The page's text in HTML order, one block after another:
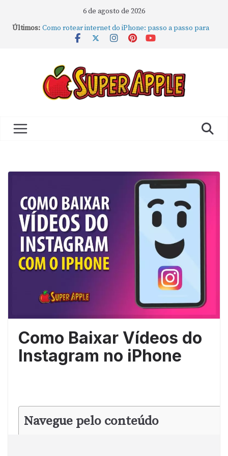
6 de agosto de 2026
Últimos: Como rotear internet do iPhone: passo a passo para
compartilhar a conexão
Como fechar rapidamente todas as janelas ou
aplicativos abertos no Mac
Como gravar tela do MacBook: passo a passo simples
Como Baixar Vídeos do
Instagram no iPhone
Navegue pelo conteúdo